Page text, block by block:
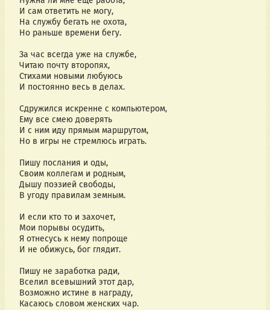
И сам ответить не могу,
На службу бегать не охота,
Но раньше времени бегу.
За час всегда уже на службе,
Читаю почту второпях,
Стихами новыми любуюсь
И постоянно весь в делах.
Сдружился искренне с компьютером,
Ему все смею доверять
И с ним иду прямым маршрутом,
Но в игры не стремлюсь играть.
Пишу послания и оды,
Своим коллегам и родным,
Дышу поэзией свободы,
В угоду правилам земным.
И если кто то и захочет,
Мои порывы осудить,
Я отнесусь к нему попроще
И не обижусь, бог глядит.
Пишу не заработка ради,
Вселил всевышний этот дар,
Возможно истине в награду,
Касаюсь словом женских чар.